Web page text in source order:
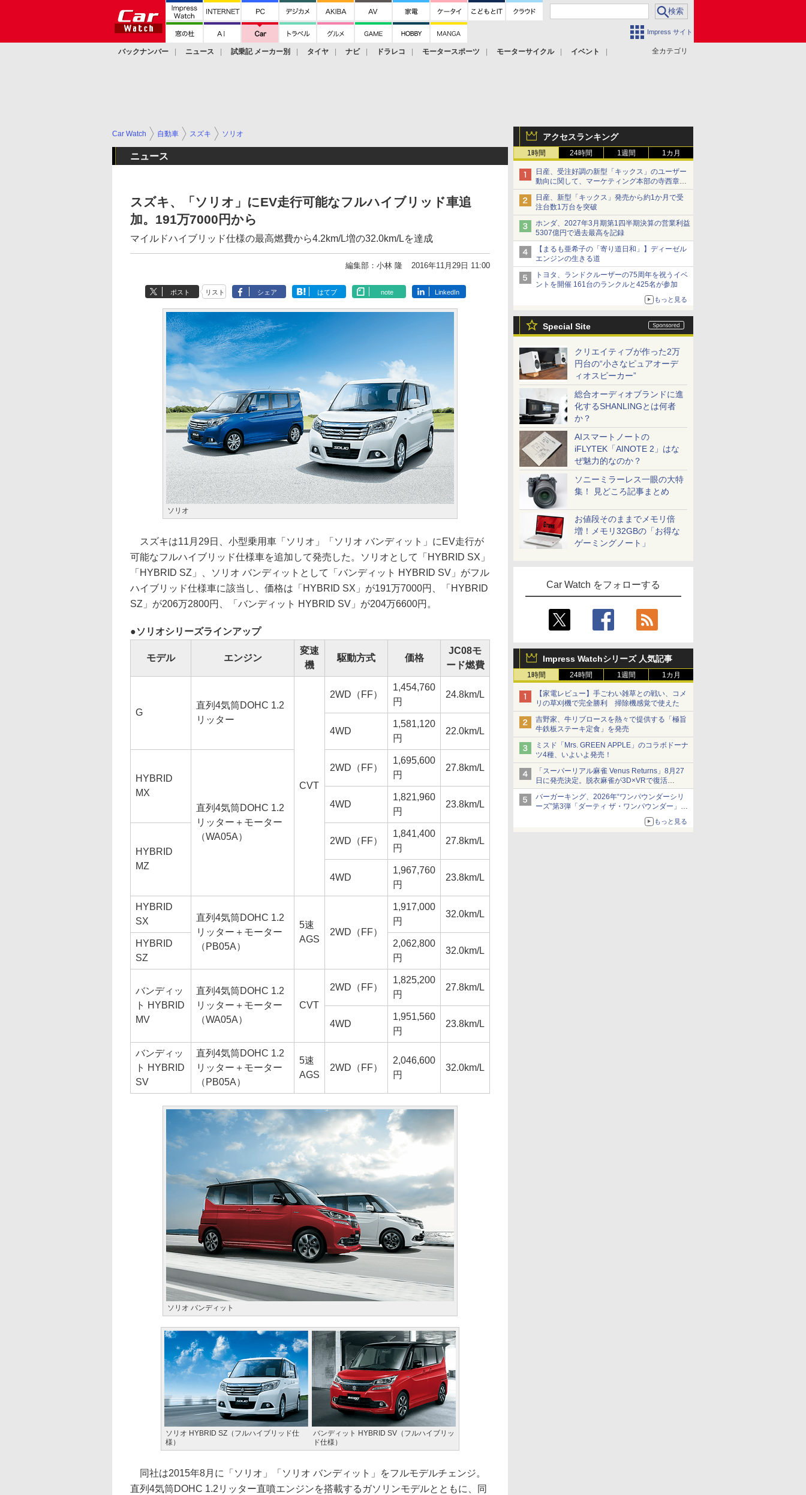
Impress サイト
全カテゴリ
バックナンバー ニュース 試乗記 メーカー別 タイヤ ナビ ドラレコ モータースポーツ モーターサイクル
イベント
アクセスランキング
1時間 24時間 1週間 1カ月
日産、受注好調の新型「キックス」のユーザー
動向に関して、マーケティング本部の寺西章氏
が解説
日産、新型「キックス」発売から約1か月で受
注台数1万台を突破
ホンダ、2027年3月期第1四半期決算の営業利益
5307億円で過去最高を記録
【まるも亜希子の「寄り道日和」】ディーゼル
エンジンの生きる道
トヨタ、ランドクルーザーの75周年を祝うイベ
ントを開催 161台のランクルと425名が参加
もっと見る
Special Site
クリエイティブが作った2万
円台の“小さなピュアオーデ
ィオスピーカー”
総合オーディオブランドに進
化するSHANLINGとは何者
か？
AIスマートノートの
iFLYTEK「AINOTE 2」はな
ぜ魅力的なのか？
ソニーミラーレス一眼の大特
集！ 見どころ記事まとめ
お値段そのままでメモリ倍
増！メモリ32GBの「お得な
ゲーミングノート」
Car Watch をフォローする
Impress Watchシリーズ 人気記事
1時間 24時間 1週間 1カ月
【家電レビュー】手ごわい雑草との戦い、コメ
リの草刈機で完全勝利 掃除機感覚で使えた
吉野家、牛リブロースを熱々で提供する「極旨
牛鉄板ステーキ定食」を発売
ミスド「Mrs. GREEN APPLE」のコラボドーナ
ツ4種、いよいよ発売！
「スーパーリアル麻雀 Venus Returns」8月27
日に発売決定。脱衣麻雀が3D×VRで復活
発売から2週間は20%オフになるセールが実施
バーガーキング、2026年“ワンパウンダーシリ
ーズ”第3弾「ダーティ ザ・ワンパウンダー」を
「特製ガーリックマヨソース」を使用した超大
もっと見る
Car Watch 自動車 スズキ ソリオ
ニュース
スズキ、「ソリオ」にEV走行可能なフルハイブリッド車追
加。191万7000円から
マイルドハイブリッド仕様の最高燃費から4.2km/L増の32.0km/Lを達成
編集部：小林 隆 2016年11月29日 11:00
ポスト リスト シェア はてブ note LinkedIn
ソリオ
スズキは11月29日、小型乗用車「ソリオ」「ソリオ バンディット」にEV走行が
可能なフルハイブリッド仕様車を追加して発売した。ソリオとして「HYBRID SX」
「HYBRID SZ」、ソリオ バンディットとして「バンディット HYBRID SV」がフル
ハイブリッド仕様車に該当し、価格は「HYBRID SX」が191万7000円、「HYBRID
SZ」が206万2800円、「バンディット HYBRID SV」が204万6600円。
ソリオシリーズラインアップ
モデル エンジン
変速
機
駆動方式 価格
JC08モ
ード燃費
G
直列4気筒DOHC 1.2
リッター
CVT
2WD（FF）
1,454,760
円
24.8km/L
4WD
1,581,120
円
22.0km/L
HYBRID
MX
直列4気筒DOHC 1.2
リッター＋モーター
（WA05A）
2WD（FF）
1,695,600
円
27.8km/L
4WD
1,821,960
円
23.8km/L
HYBRID
MZ
2WD（FF）
1,841,400
円
27.8km/L
4WD
1,967,760
円
23.8km/L
HYBRID
SX
直列4気筒DOHC 1.2
リッター＋モーター
（PB05A）
5速
AGS
2WD（FF）
1,917,000
円
32.0km/L
HYBRID
SZ
2,062,800
円
32.0km/L
バンディッ
ト HYBRID
MV
直列4気筒DOHC 1.2
リッター＋モーター
（WA05A）
CVT
2WD（FF）
1,825,200
円
27.8km/L
4WD
1,951,560
円
23.8km/L
バンディッ
ト HYBRID
SV
直列4気筒DOHC 1.2
リッター＋モーター
（PB05A）
5速
AGS
2WD（FF）
2,046,600
円
32.0km/L
ソリオ バンディット
ソリオ HYBRID SZ（フルハイブリッド仕
様）
バンディット HYBRID SV（フルハイブリッ
ド仕様）
同社は2015年8月に「ソリオ」「ソリオ バンディット」をフルモデルチェンジ。
直列4気筒DOHC 1.2リッター直噴エンジンを搭載するガソリンモデルとともに、同